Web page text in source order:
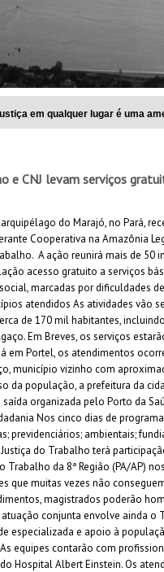
em qualquer lugar é uma
e CNJ levam serviços
do Marajó, no Pará,
Cooperativa na Amazônia
A ação reunirá mais de 50
acesso gratuito a serviços
marcadas por dificuldades
atendidos As atividades vão
de 170 mil habitantes,
Em Breves, os serviços
em Portel, os atendimentos
município vizinho com
da população, a prefeitura da
organizada pelo Porto da
Nos cinco dias de
previdenciários; ambientais;
do Trabalho terá
da 8ª Região (PA/AP)
que muitas vezes não
magistrados poderão
conjunta envolve ainda o
especializada e apoio à
equipes contarão com
Hospital Albert Einstein. Os